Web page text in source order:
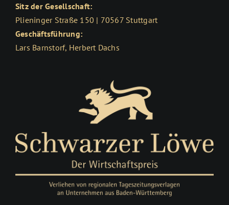
Sitz der Gesellschaft:
Plieninger Straße 150 | 70567 Stuttgart
Geschäftsführung:
Lars Barnstorf, Herbert Dachs